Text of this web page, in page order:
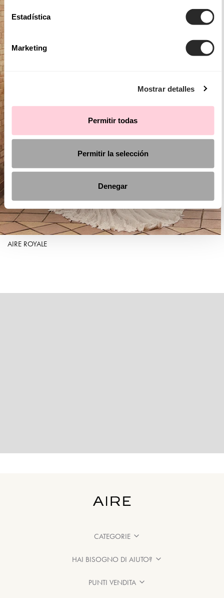
Estadística
Marketing
Mostrar detalles
Permitir todas
Permitir la selección
Denegar
AIRE ROYALE
CATEGORIE
HAI BISOGNO DI AIUTO?
PUNTI VENDITA